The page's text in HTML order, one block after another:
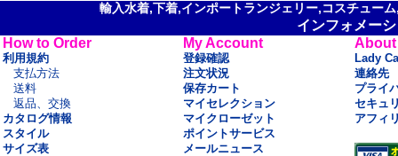
輸入水着,下着,インポートランジェリー,コスチュー
インフォメー
How to Order
利用規約
支払方法
送料
返品、交換
カタログ情報
スタイル
サイズ表
My Account
登録確認
注文状況
保存カート
マイセレクション
マイクローゼット
ポイントサービス
メールニュース
About
Lady
連絡先
プライ
セキュ
アフィ